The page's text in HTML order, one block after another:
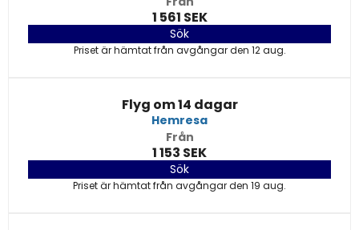
1 561 SEK
Sök
Priset är hämtat från avgångar den 12 aug.
Flyg om 14 dagar
Hemresa
Från
1 153 SEK
Sök
Priset är hämtat från avgångar den 19 aug.